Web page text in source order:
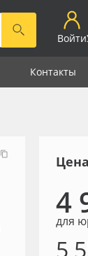
Войти
Контакты
4
для
5